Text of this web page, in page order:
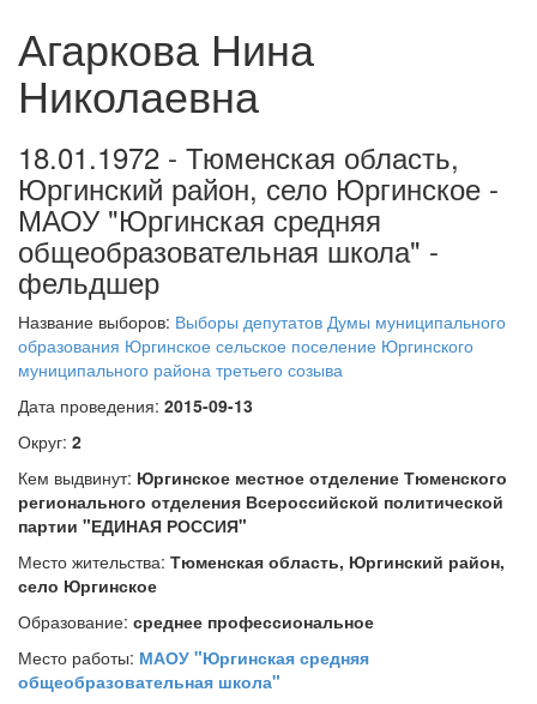
Агаркова Нина
Николаевна
18.01.1972 - Тюменская область,
Юргинский район, село Юргинское -
МАОУ "Юргинская средняя
общеобразовательная школа" -
фельдшер
Название выборов: Выборы депутатов Думы муниципального
образования Юргинское сельское поселение Юргинского
муниципального района третьего созыва
Дата проведения: 2015-09-13
Округ: 2
Кем выдвинут: Юргинское местное отделение Тюменского
регионального отделения Всероссийской политической
партии "ЕДИНАЯ РОССИЯ"
Место жительства: Тюменская область, Юргинский район,
село Юргинское
Образование: среднее профессиональное
Место работы: МАОУ "Юргинская средняя
общеобразовательная школа"